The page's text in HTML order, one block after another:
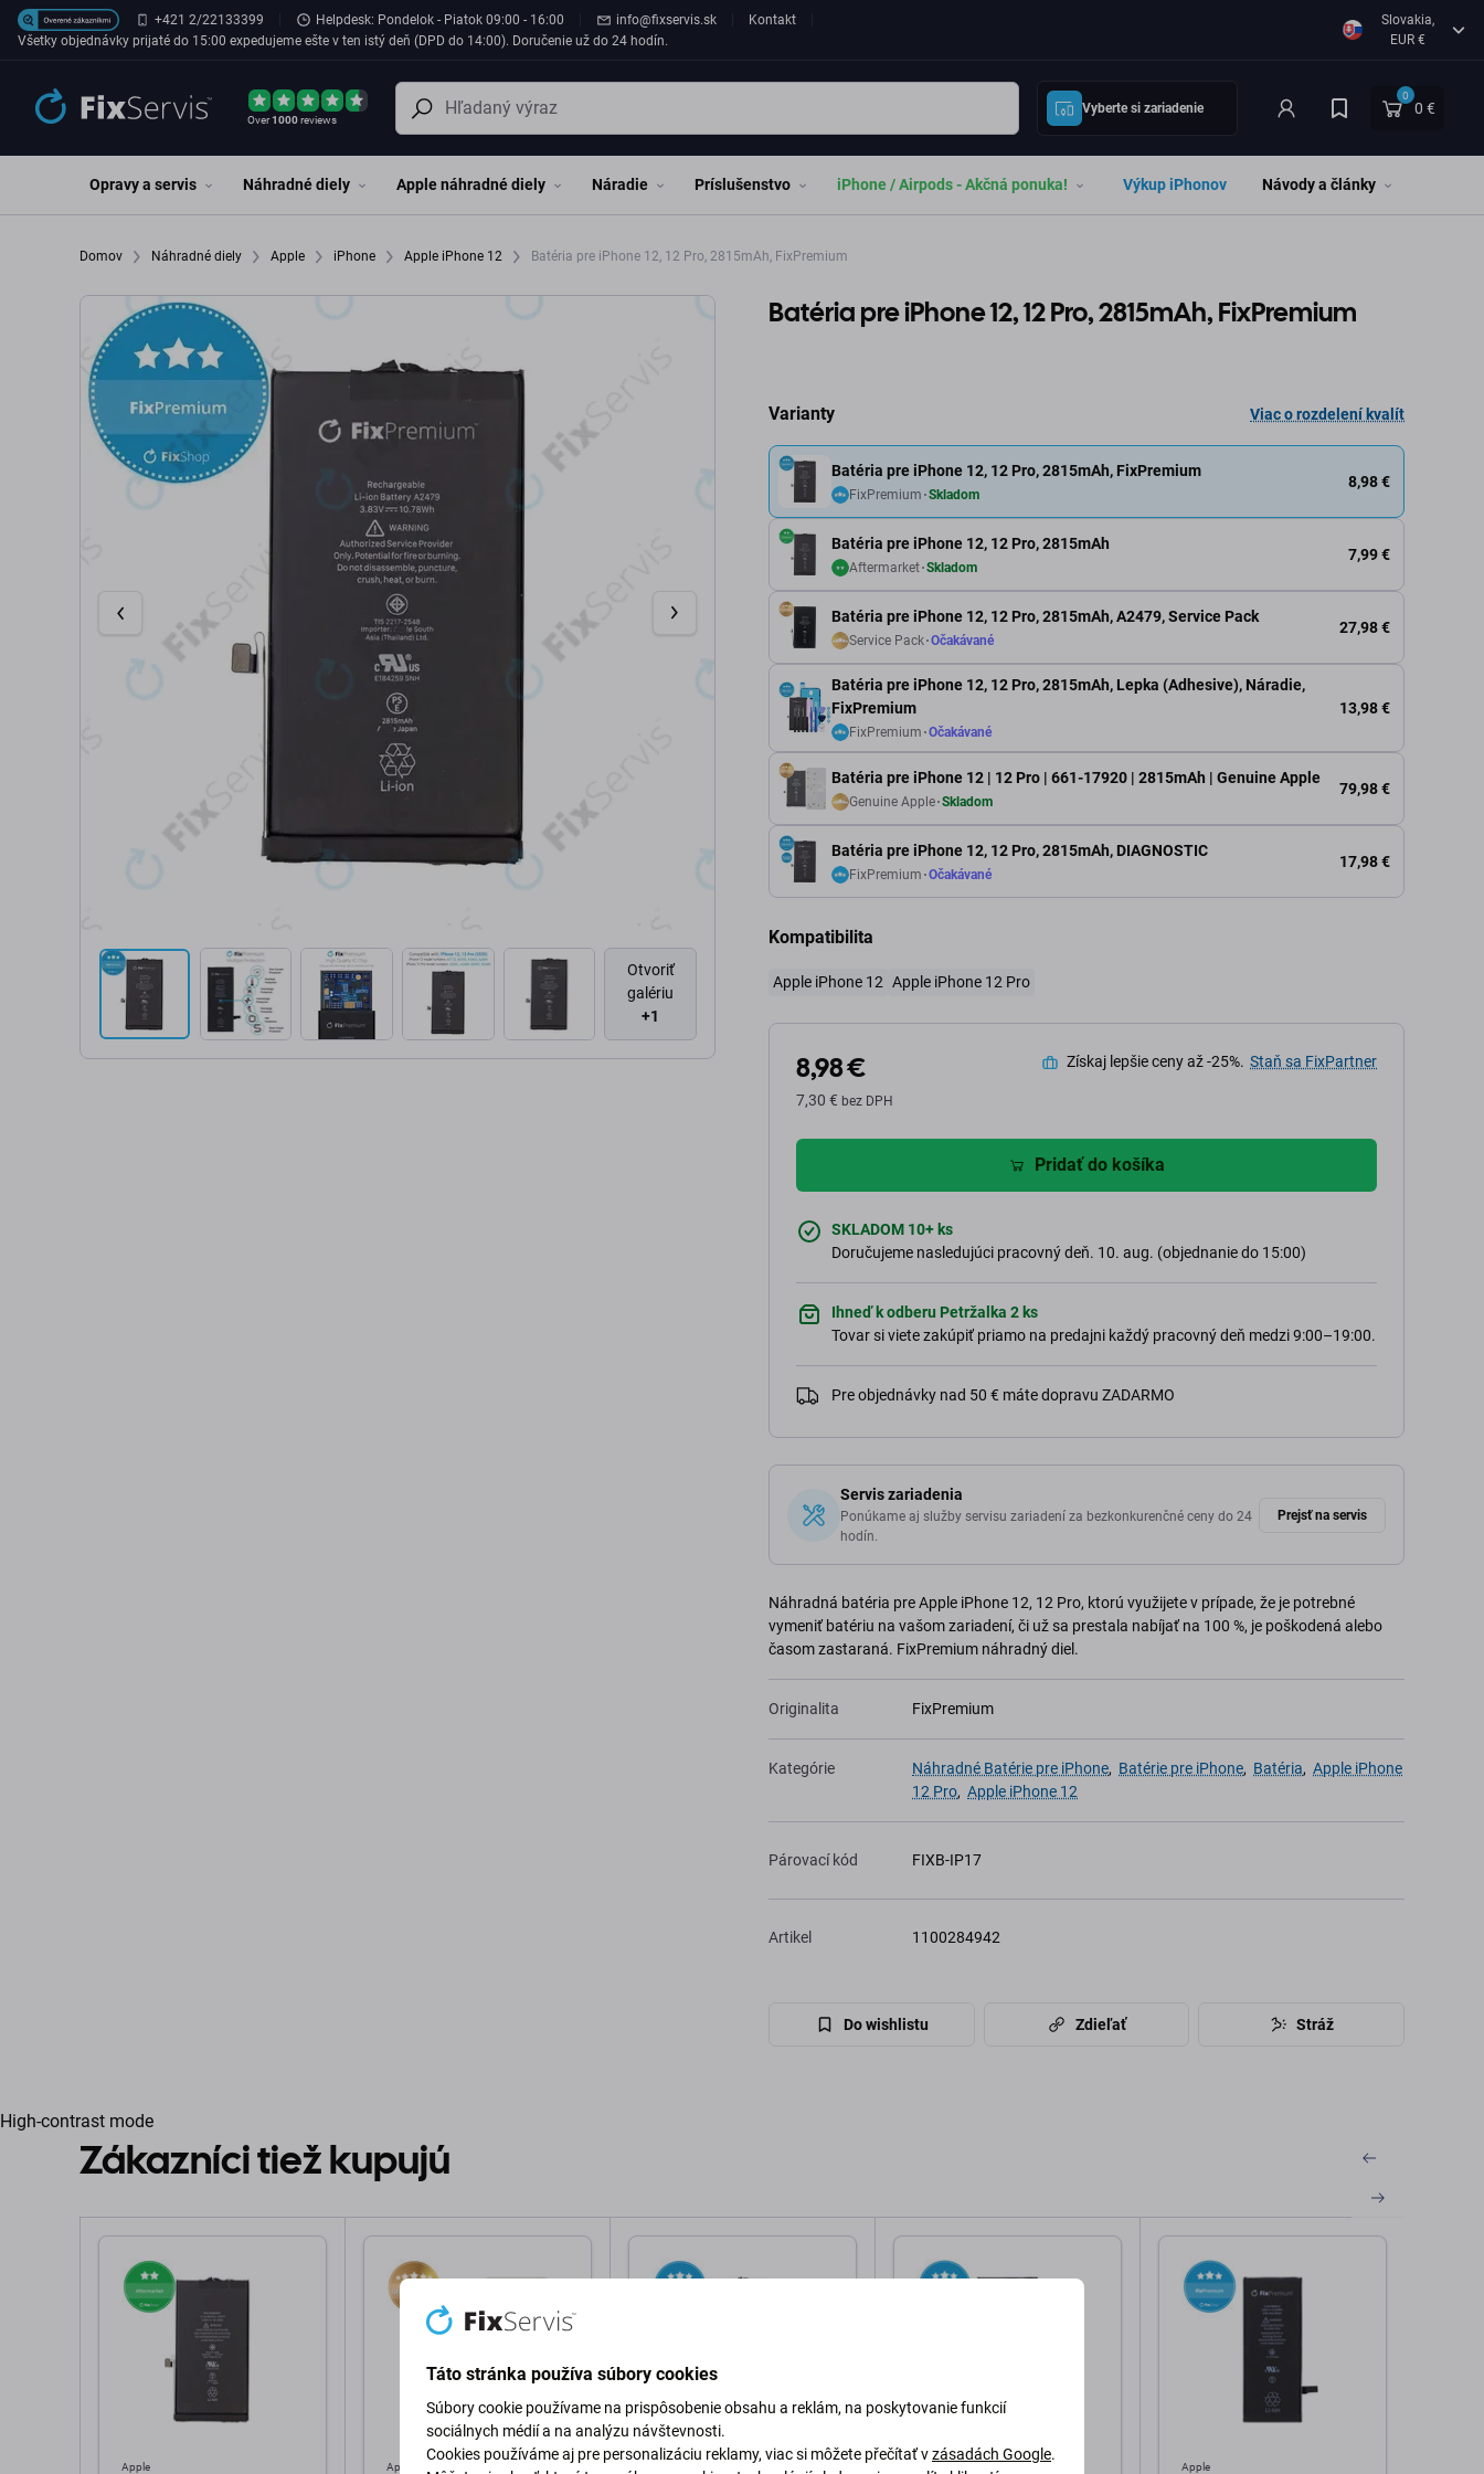
Preskočiť na hlavný obsah+421 2/22133399 Helpdesk: Pondelok - Piatok 09:00 - 16:00 info@fixservis.sk
Kontakt
Všetky objednávky prijaté do 15:00 expedujeme ešte v ten istý deň (DPD do 14:00). Doručenie už do 24 hodín.
Slovakia,
EUR €
Over1000reviews
Vyberte si zariadenie
0
0 €
Opravy a servis Náhradné diely Apple náhradné diely Náradie Príslušenstvo iPhone / Airpods - Akčná ponuka! Výkup iPhonov Návody a články
Domov Náhradné diely Apple iPhone Apple iPhone 12 Batéria pre iPhone 12, 12 Pro, 2815mAh, FixPremium
Otvoriť
galériu
+1
Batéria pre iPhone 12, 12 Pro, 2815mAh, FixPremium
Varianty Viac o rozdelení kvalít
Batéria pre iPhone 12, 12 Pro, 2815mAh
Aftermarket Skladom
7,99 €
Batéria pre iPhone 12, 12 Pro, 2815mAh, A2479, Service Pack
Service Pack Očakávané
27,98 €
Batéria pre iPhone 12, 12 Pro, 2815mAh, FixPremium
FixPremium Skladom
8,98 €
Batéria pre iPhone 12, 12 Pro, 2815mAh, Lepka (Adhesive), Náradie,
FixPremium
FixPremium Očakávané
13,98 €
Batéria pre iPhone 12 | 12 Pro | 661-17920 | 2815mAh | Genuine Apple
Genuine Apple Skladom
79,98 €
Batéria pre iPhone 12, 12 Pro, 2815mAh, DIAGNOSTIC
FixPremium Očakávané
17,98 €
Kompatibilita
Apple iPhone 12 Apple iPhone 12 Pro
8,98 €
7,30 € bez DPH
Získaj lepšie ceny až -25%. Staň sa FixPartner
Pridať do košíka
SKLADOM 10+ ks
Doručujeme nasledujúci pracovný deň. 10. aug. (objednanie do 15:00)
Ihneď k odberu Petržalka 2 ks
Tovar si viete zakúpiť priamo na predajni každý pracovný deň medzi 9:00–19:00.
Pre objednávky nad 50 € máte dopravu ZADARMO
Servis zariadenia
Ponúkame aj služby servisu zariadení za bezkonkurenčné ceny do 24
hodín.
Prejsť na servis
Náhradná batéria pre Apple iPhone 12, 12 Pro, ktorú využijete v prípade, že je potrebné
vymeniť batériu na vašom zariadení, či už sa prestala nabíjať na 100 %, je poškodená alebo
časom zastaraná. FixPremium náhradný diel.
Originalita FixPremium
Kategórie Náhradné Batérie pre iPhone, Batérie pre iPhone, Batéria, Apple iPhone
12 Pro, Apple iPhone 12
Párovací kód FIXB-IP17
Artikel 1100284942
Do wishlistu Zdieľať Stráž
High-contrast mode
Zákazníci tiež kupujú
Apple Apple Apple
Táto stránka používa súbory cookies
Súbory cookie používame na prispôsobenie obsahu a reklám, na poskytovanie funkcií
sociálnych médií a na analýzu návštevnosti.
Cookies používáme aj pre personalizáciu reklamy, viac si môžete přečítať vzásadách Google.